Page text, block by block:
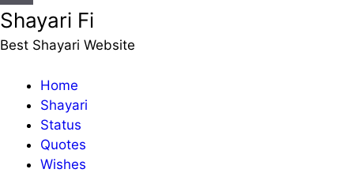
Shayari Fi
Best Shayari Website
Home
Shayari
Status
Quotes
Wishes